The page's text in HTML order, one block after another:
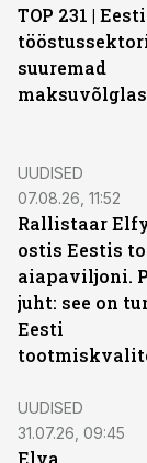
TOP 231 | Eesti
suuremad
UUDISED
07.08.26, 11:52
Rallistaar
ostis Eestis
aiapaviljoni.
juht: see on
Eesti
UUDISED
31.07.26, 09:45
Elva